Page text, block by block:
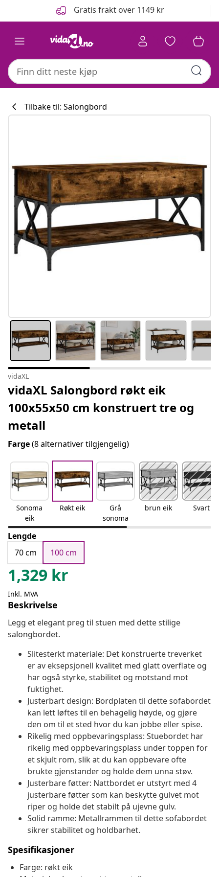
Gratis frakt over 1149 kr
Tilbake til: Salongbord
vidaXL
vidaXL Salongbord røkt eik
100x55x50 cm konstruert tre og
metall
Farge(8 alternativer tilgjengelig)
Sonoma
eik
Røkt eik
Grå
sonoma
brun eik Svart
Lengde
70 cm
100 cm
1,329 kr
Inkl. MVA
Beskrivelse
Legg et elegant preg til stuen med dette stilige
salongbordet.
Slitesterkt materiale: Det konstruerte treverket
er av eksepsjonell kvalitet med glatt overflate og
har også styrke, stabilitet og motstand mot
fuktighet.
Justerbart design: Bordplaten til dette sofabordet
kan lett løftes til en behagelig høyde, og gjøre
den om til et sted hvor du kan jobbe eller spise.
Rikelig med oppbevaringsplass: Stuebordet har
rikelig med oppbevaringsplass under toppen for
et skjult rom, slik at du kan oppbevare ofte
brukte gjenstander og holde dem unna støv.
Justerbare føtter: Nattbordet er utstyrt med 4
justerbare føtter som kan beskytte gulvet mot
riper og holde det stabilt på ujevne gulv.
Solid ramme: Metallrammen til dette sofabordet
sikrer stabilitet og holdbarhet.
Spesifikasjoner
Farge: røkt eik